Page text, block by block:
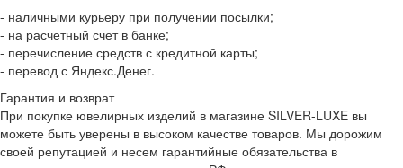
- наличными курьеру при получении посылки;
- на расчетный счет в банке;
- перечисление средств с кредитной карты;
- перевод с Яндекс.Денег.
Гарантия и возврат
При покупке ювелирных изделий в магазине SILVER-LUXE вы
можете быть уверены в высоком качестве товаров. Мы дорожим
своей репутацией и несем гарантийные обязательства в